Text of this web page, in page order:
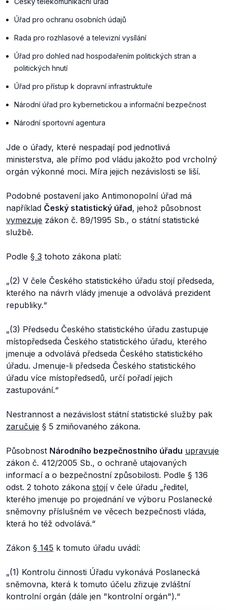
Úřad pro ochranu osobních údajů
Rada pro rozhlasové a televizní vysílání
Úřad pro dohled nad hospodařením politických stran a
politických hnutí
Úřad pro přístup k dopravní infrastruktuře
Národní úřad pro kybernetickou a informační bezpečnost
Národní sportovní agentura
Jde o úřady, které nespadají pod jednotlivá
ministerstva, ale přímo pod vládu jakožto pod vrcholný
orgán výkonné moci. Míra jejich nezávislosti se liší.
Podobné postavení jako Antimonopolní úřad má
například Český statistický úřad, jehož působnost
vymezuje zákon č. 89/1995 Sb., o státní statistické
službě.
Podle § 3 tohoto zákona platí:
„(2) V čele Českého statistického úřadu stojí předseda,
kterého na návrh vlády jmenuje a odvolává prezident
republiky.“
„(3) Předsedu Českého statistického úřadu zastupuje
místopředseda Českého statistického úřadu, kterého
jmenuje a odvolává předseda Českého statistického
úřadu. Jmenuje-li předseda Českého statistického
úřadu více místopředsedů, určí pořadí jejich
zastupování.“
Nestrannost a nezávislost státní statistické služby pak
zaručuje § 5 zmiňovaného zákona.
Působnost Národního bezpečnostního úřadu upravuje
zákon č. 412/2005 Sb., o ochraně utajovaných
informací a o bezpečnostní způsobilosti. Podle § 136
odst. 2 tohoto zákona stojív čele úřadu „ředitel,
kterého jmenuje po projednání ve výboru Poslanecké
sněmovny příslušném ve věcech bezpečnosti vláda,
která ho též odvolává.“
Zákon § 145 k tomuto úřadu uvádí:
„(1) Kontrolu činnosti Úřadu vykonává Poslanecká
sněmovna, která k tomuto účelu zřizuje zvláštní
kontrolní orgán (dále jen "kontrolní orgán").“